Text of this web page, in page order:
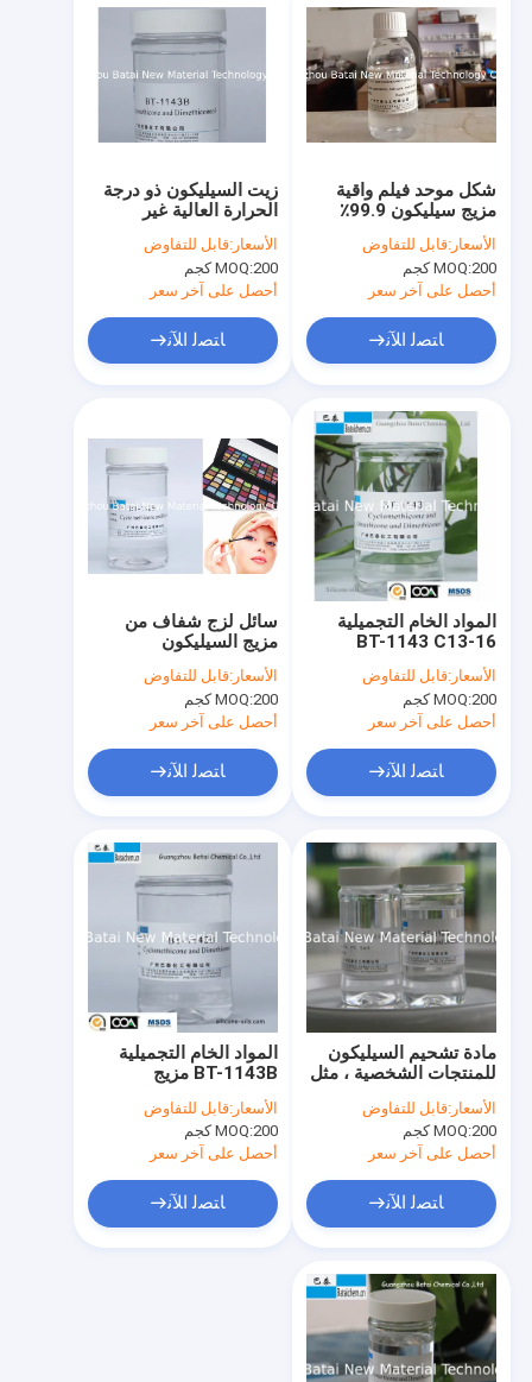
منتجات
معلومات عنا
جولة في المعمل
مراقبة الجودة
أخبار
برايمر عضوي للوجه
كابريل الميثيكون
بولي ميثيل سيلسيسكوكسان
مسحوق سيليكون
هلام المرن من السيليكون
هلام مطاط السيليكون للماء
زيت سيليكون قابل للذوبان في الماء
تعليق المطاط الصناعي
سائل حريري مرن
زيت السيليكون ذو درجة
الحرارة العالية غير
السامة وصلة الختم
الفريدة 0.945 الكثافة
الأسعار:قابل للتفاوض
MOQ:200 كجم
أحصل على آخر سعر
ﺎﺘﺼﻟ ﺍﻶﻧ
شكل موحد فيلم واقية
مزيج سيليكون 99.9٪
تكوين فعال
الأسعار:قابل للتفاوض
MOQ:200 كجم
أحصل على آخر سعر
ﺎﺘﺼﻟ ﺍﻶﻧ
سائل لزج شفاف من
مزيج السيليكون
EINECS N / A
الأسعار:قابل للتفاوض
MOQ:200 كجم
أحصل على آخر سعر
ﺎﺘﺼﻟ ﺍﻶﻧ
المواد الخام التجميلية
BT-1143 C13-16
وتدوم بسلاسة
الأسعار:قابل للتفاوض
MOQ:200 كجم
أحصل على آخر سعر
ﺎﺘﺼﻟ ﺍﻶﻧ
المواد الخام التجميلية
BT-1143B مزيج
ودائم السلس
الأسعار:قابل للتفاوض
MOQ:200 كجم
أحصل على آخر سعر
ﺎﺘﺼﻟ ﺍﻶﻧ
مادة تشحيم السيليكون
للمنتجات الشخصية ، مثل
العناية بالشعر
الأسعار:قابل للتفاوض
MOQ:200 كجم
أحصل على آخر سعر
ﺎﺘﺼﻟ ﺍﻶﻧ